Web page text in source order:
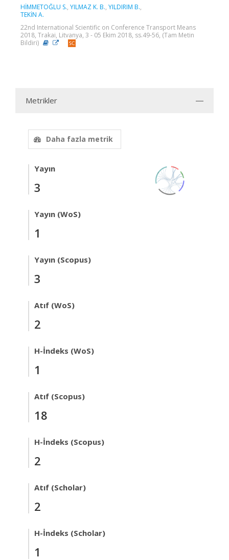
HİMMETOĞLU S., YILMAZ K. B., YILDIRIM B.,
TEKİN A.
22nd International Scientific on Conference Transport Means
2018, Trakai, Litvanya, 3 - 05 Ekim 2018, ss.49-56, (Tam Metin
Bildiri)
Metrikler
Daha fazla metrik
Yayın
3
Yayın (WoS)
1
Yayın (Scopus)
3
Atıf (WoS)
2
H-İndeks (WoS)
1
Atıf (Scopus)
18
H-İndeks (Scopus)
2
Atıf (Scholar)
2
H-İndeks (Scholar)
1